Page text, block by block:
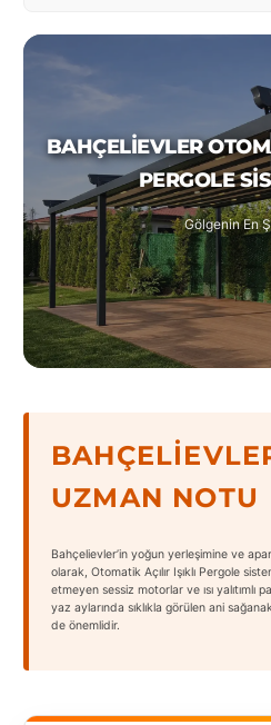
BAHÇELIEVLER
PERGOLE
Gölgenin En
UZMAN NOTU
Bahçelievler’in yoğun yerleşimine ve
olarak, Otomatik Açılır Işıklı Pergole
etmeyen sessiz motorlar ve ısı yalıtımlı
yaz aylarında sıklıkla görülen ani
de önemlidir.
Czech
Republic
Netherlands
Poland
Romania
Switzerland
Turkey
United
States
Şehirler
Adana
Adıyaman